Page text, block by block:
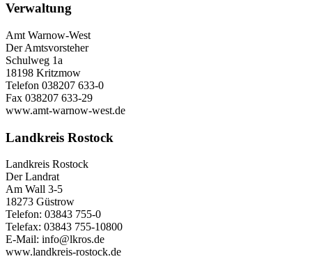
Verwaltung
Amt Warnow-West
Der Amtsvorsteher
Schulweg 1a
18198 Kritzmow
Telefon 038207 633-0
Fax 038207 633-29
www.amt-warnow-west.de
Landkreis Rostock
Landkreis Rostock
Der Landrat
Am Wall 3-5
18273 Güstrow
Telefon: 03843 755-0
Telefax: 03843 755-10800
E-Mail: info@lkros.de
www.landkreis-rostock.de